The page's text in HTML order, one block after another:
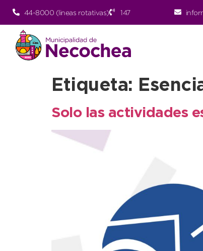
44-8000 (lineas rotativas) 147
Etiqueta:
Solo las actividades